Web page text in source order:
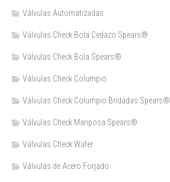
Válvulas Automatizadas
Válvulas Check Bola Cedazo Spears®
Válvulas Check Bola Spears®
Válvulas Check Columpio
Válvulas Check Columpio Bridadas Spears®
Válvulas Check Mariposa Spears®
Válvulas Check Wafer
Válvulas de Acero Forjado